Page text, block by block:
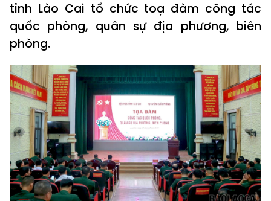
tỉnh Lào Cai tổ chức toạ đàm công tác
quốc phòng, quân sự địa phương, biên
phòng.